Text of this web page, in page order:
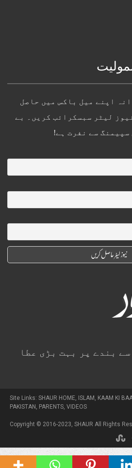
اپنے میل باکس میں حاصل
لیٹر سبسکرائب کریں۔ بے
سپیمنگ سے نفرت ہے!
بندے پر بہت بڑی عطا
Site Links: SHAUR HOME ISLAM KAAM KI
PAKISTAN PARENTS VIDEOS
Copyright © 2016-2023, SHAUR All Rights